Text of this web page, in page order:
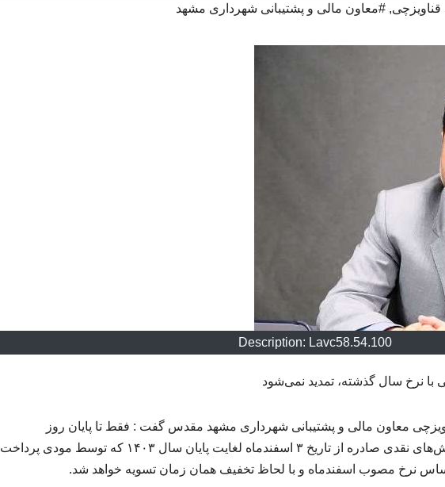
, #معاون مالی و پشتیبانی شهرداری مشهد
Description: Lavc58.54.100
نرخ سال گذشته، تمدید نمی‌شود
معاون مالی و پشتیبانی شهرداری مشهد مقدس گفت : فقط تا پایان روز
۲۰اردیبهشت ماه سال جاری پرداخت فیش‌های نقدی صادره از تاریخ ۳ اسفندماه لغایت پایان سال ۱۴۰۳ که توسط مودی پرداخت
نرخ مصوب اسفندماه و با لحاظ تخفیف همان زمان تسویه خواهد شد.